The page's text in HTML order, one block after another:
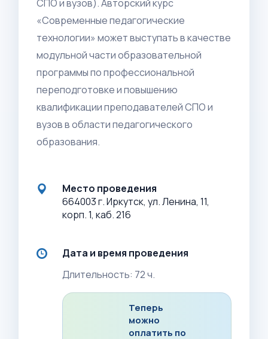
СПО и вузов). Авторский курс
«Современные педагогические
технологии» может выступать в качестве
модульной части образовательной
программы по профессиональной
переподготовке и повышению
квалификации преподавателей СПО и
вузов в области педагогического
образования.
Место проведения
664003 г. Иркутск, ул. Ленина, 11,
корп. 1, каб. 216
Дата и время проведения
Длительность: 72 ч.
Теперь
можно
оплатить по